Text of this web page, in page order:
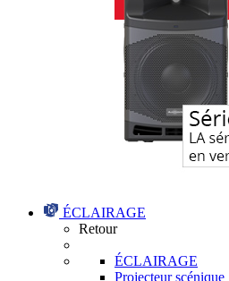
ÉCLAIRAGE
Retour
ÉCLAIRAGE
Projecteur scénique